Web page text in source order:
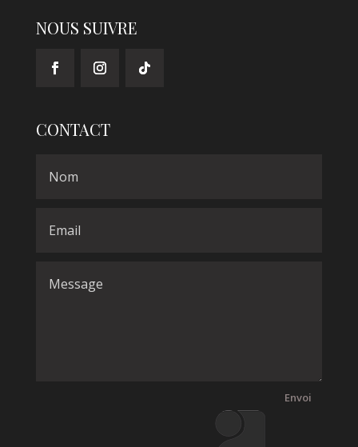
NOUS SUIVRE
CONTACT
Envoi